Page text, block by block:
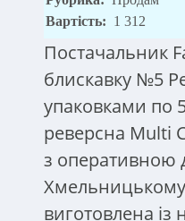
Вартість: 1 312
Постачальник
блискавку №5
упаковками по
реверсна Multi
з оперативною
виготовлена ​​із